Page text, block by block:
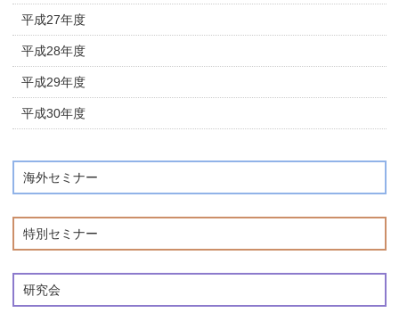
平成27年度
平成28年度
平成29年度
平成30年度
海外セミナー
特別セミナー
研究会